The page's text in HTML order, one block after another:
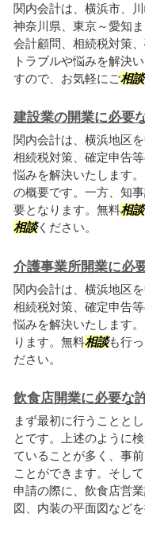
関内会計は、横浜市、
神奈川県、東京～愛知
会計顧問、相続税対策
トラブルや悩みを解決
すので、お気軽にご相談
建設業の開業に必要
関内会計は、横浜地区
相続税対策、確定申告
悩みを解決いたします
の概要です。一方、知
要となります。無料相談
相談ください。
介護事業所開業に必
関内会計は、横浜地区
相続税対策、確定申告
悩みを解決いたします
ります。無料相談も行
ださい。
飲食店開業に必要な
まず最初に行うことと
とです。上述のように
ていることが多く、事
ことができます。そし
申請の際に、飲食店営
図、内装の平面図など